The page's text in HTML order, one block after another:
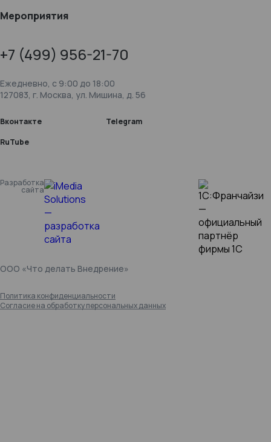
Мероприятия
Вконтакте
Telegram
RuTube
ООО «Что делать Внедрение»
+7 (499) 956-21-70
Ежедневно, c 9:00 до 18:00
127083, г. Москва, ул. Мишина, д. 56
Разработка
сайта
Политика конфиденциальности
Согласие на обработку персональных данных